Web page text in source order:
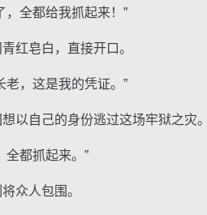
全都给我抓起来！”
皂白，直接开口。
，这是我的凭证。”
自己的身份逃过这场牢狱之灾。
都抓起来。”
众人包围。